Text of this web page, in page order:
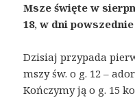
Msze święte w
18,w dni powszednie
Dzisiaj przypada
mszy św. o g. 12 –
Kończymy ją o g. 15